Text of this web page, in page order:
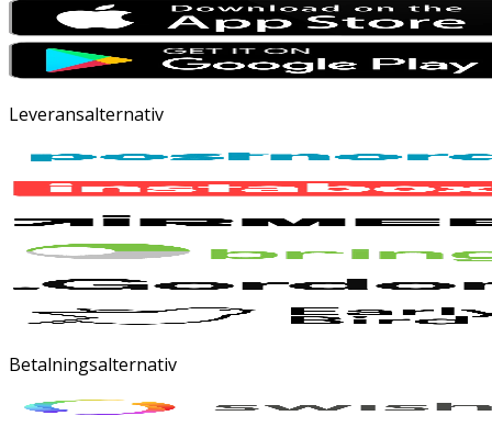
Leveransalternativ
Betalningsalternativ